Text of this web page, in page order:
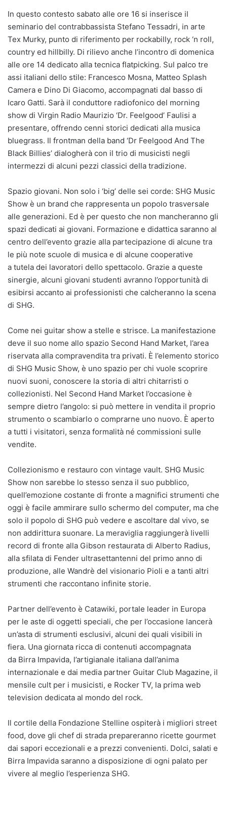
In questo contesto sabato alle ore 16 si inserisce il
seminario del contrabbassista Stefano Tessadri, in arte
Tex Murky, punto di riferimento per rockabilly, rock ‘n roll,
country ed hillbilly. Di rilievo anche l’incontro di domenica
alle ore 14 dedicato alla tecnica flatpicking. Sul palco tre
assi italiani dello stile: Francesco Mosna, Matteo Splash
Camera e Dino Di Giacomo, accompagnati dal basso di
Icaro Gatti. Sarà il conduttore radiofonico del morning
show di Virgin Radio Maurizio ‘Dr. Feelgood’ Faulisi a
presentare, offrendo cenni storici dedicati alla musica
bluegrass. Il frontman della band ‘Dr Feelgood And The
Black Billies’ dialogherà con il trio di musicisti negli
intermezzi di alcuni pezzi classici della tradizione.
Spazio giovani. Non solo i ‘big’ delle sei corde: SHG Music
Show è un brand che rappresenta un popolo trasversale
alle generazioni. Ed è per questo che non mancheranno gli
spazi dedicati ai giovani. Formazione e didattica saranno al
centro dell’evento grazie alla partecipazione di alcune tra
le più note scuole di musica e di alcune cooperative
a tutela dei lavoratori dello spettacolo. Grazie a queste
sinergie, alcuni giovani studenti avranno l’opportunità di
esibirsi accanto ai professionisti che calcheranno la scena
di SHG.
Come nei guitar show a stelle e strisce. La manifestazione
deve il suo nome allo spazio Second Hand Market, l’area
riservata alla compravendita tra privati. È l’elemento storico
di SHG Music Show, è uno spazio per chi vuole scoprire
nuovi suoni, conoscere la storia di altri chitarristi o
collezionisti. Nel Second Hand Market l’occasione è
sempre dietro l’angolo: si può mettere in vendita il proprio
strumento o scambiarlo o comprarne uno nuovo. È aperto
a tutti i visitatori, senza formalità né commissioni sulle
vendite.
Collezionismo e restauro con vintage vault. SHG Music
Show non sarebbe lo stesso senza il suo pubblico,
quell’emozione costante di fronte a magnifici strumenti che
oggi è facile ammirare sullo schermo del computer, ma che
solo il popolo di SHG può vedere e ascoltare dal vivo, se
non addirittura suonare. La meraviglia raggiungerà livelli
record di fronte alla Gibson restaurata di Alberto Radius,
alla sfilata di Fender ultrasettantenni del primo anno di
produzione, alle Wandrè del visionario Pioli e a tanti altri
strumenti che raccontano infinite storie.
Partner dell’evento è Catawiki, portale leader in Europa
per le aste di oggetti speciali, che per l’occasione lancerà
un’asta di strumenti esclusivi, alcuni dei quali visibili in
fiera. Una giornata ricca di contenuti accompagnata
da Birra Impavida, l’artigianale italiana dall’anima
internazionale e dai media partner Guitar Club Magazine, il
mensile cult per i musicisti, e Rocker TV, la prima web
television dedicata al mondo del rock.
Il cortile della Fondazione Stelline ospiterà i migliori street
food, dove gli chef di strada prepareranno ricette gourmet
dai sapori eccezionali e a prezzi convenienti. Dolci, salati e
Birra Impavida saranno a disposizione di ogni palato per
vivere al meglio l’esperienza SHG.